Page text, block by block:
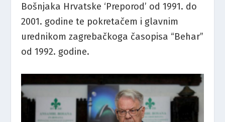
Bošnjaka Hrvatske ‘Preporod’ od 1991. do
2001. godine te pokretačem i glavnim
urednikom zagrebačkoga časopisa “Behar”
od 1992. godine.